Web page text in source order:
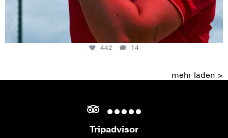
442 14
mehr laden >
Tripadvisor